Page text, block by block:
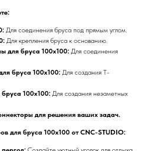
Для соединения бруса под прямым углом.
Для крепления бруса к основанию.
для бруса 100x100: Для соединения
бруса 100x100: Для создания Т-
100x100: Для создания незаметных
для решения ваших задач.
для бруса 100x100 от CNC-STUDIO: